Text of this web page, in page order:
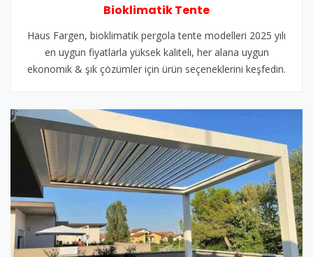
Bioklimatik Tente
Haus Fargen, bioklimatik pergola tente modelleri 2025 yılı
en uygun fiyatlarla yüksek kaliteli, her alana uygun
ekonomik & şık çözümler için ürün seçeneklerini keşfedin.